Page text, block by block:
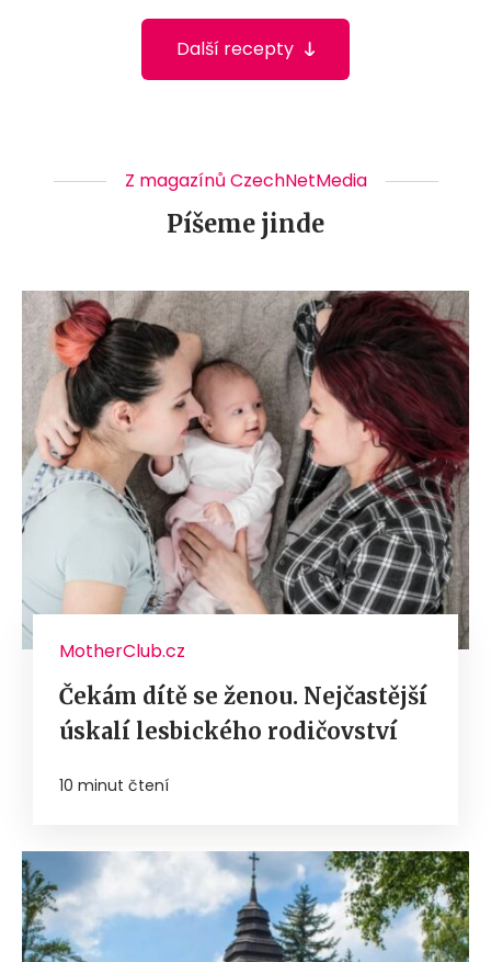
Další recepty
Z magazínů CzechNetMedia
Píšeme jinde
MotherClub.cz
Čekám dítě se ženou. Nejčastější
úskalí lesbického rodičovství
10 minut čtení